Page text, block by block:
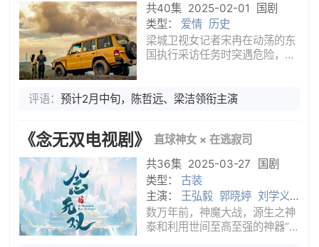
共40集 2025-02-01
国剧
类型： 爱情 历史
梁城卫视女记者宋冉在动荡的东
国执行采访任务时突遇危险，所
心怀大爱的赤子之心深深吸引了
弱，
评语： 预计2月中旬，陈哲远、梁洁领衔主演
《念无双电视剧》
直球神女 × 在逃寂司
共36集 2025-03-27
国剧
类型： 古装
主演：
王弘毅 郭晓婷 刘学义
唐嫣
数万年前，神魔大战，源生之神
泰和利用世间至高至强的神器“神